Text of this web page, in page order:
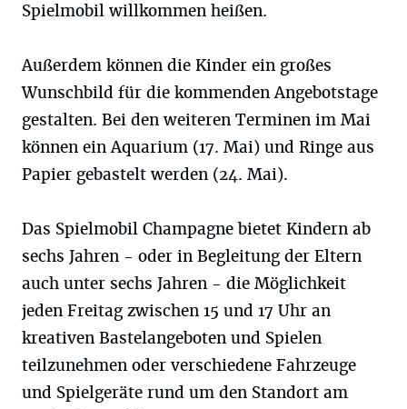
Spielmobil willkommen heißen.
Außerdem können die Kinder ein großes
Wunschbild für die kommenden Angebotstage
gestalten. Bei den weiteren Terminen im Mai
können ein Aquarium (17. Mai) und Ringe aus
Papier gebastelt werden (24. Mai).
Das Spielmobil Champagne bietet Kindern ab
sechs Jahren - oder in Begleitung der Eltern
auch unter sechs Jahren - die Möglichkeit
jeden Freitag zwischen 15 und 17 Uhr an
kreativen Bastelangeboten und Spielen
teilzunehmen oder verschiedene Fahrzeuge
und Spielgeräte rund um den Standort am